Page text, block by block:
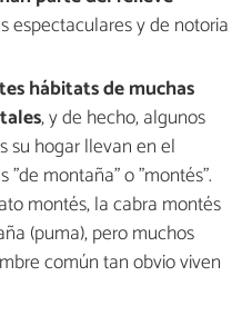
espectaculares y de notoria
hábitats de muchas
, y de hecho, algunos
su hogar llevan en el
"de montaña" o "montés".
montés, la cabra montés
(puma), pero muchos
común tan obvio viven